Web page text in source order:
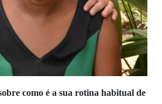
como é a sua rotina habitual de